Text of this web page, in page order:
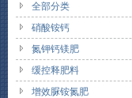
全部分类
硝酸铵钙
氮钾钙镁肥
缓控释肥料
增效脲铵氮肥